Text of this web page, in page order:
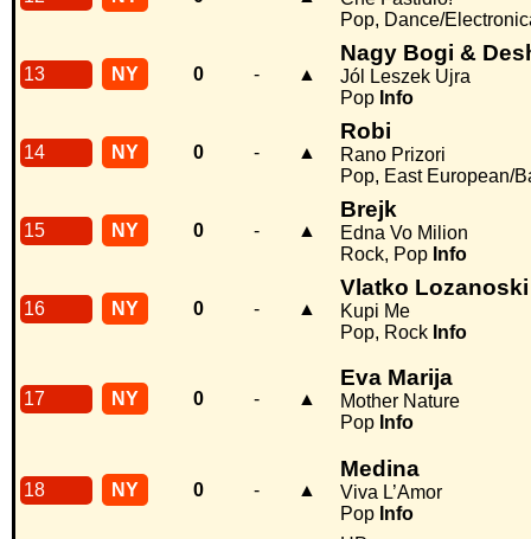
Pop, Dance/
13 NY 0 - ▲
Nagy Bogi &
Jól Leszek Ujra
Pop Info
14 NY 0 - ▲
Robi
Rano Prizori
Pop, East European/
15 NY 0 - ▲
Brejk
Edna Vo Milion
Rock, Pop Info
16 NY 0 - ▲
Vlatko Lozanoski
Kupi Me
Pop, Rock Info
17 NY 0 - ▲
Eva Marija
Mother Nature
Pop Info
18 NY 0 - ▲
Medina
Viva L’Amor
Pop Info